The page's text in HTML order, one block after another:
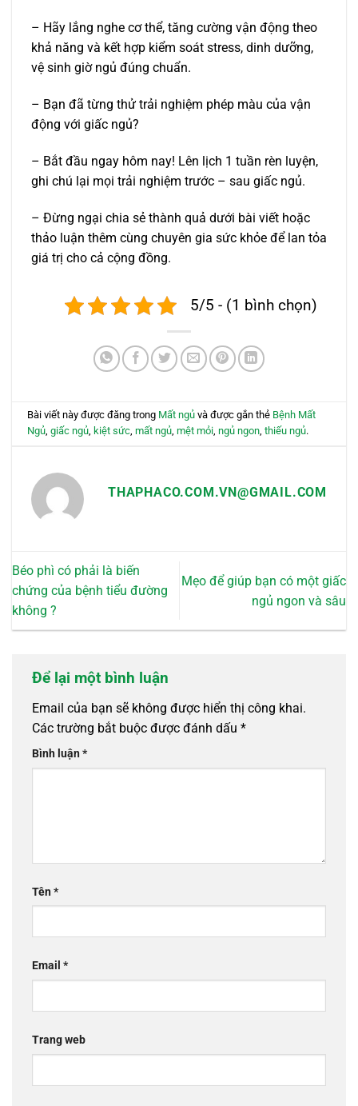
– Hãy lắng nghe cơ thể, tăng cường vận động theo
khả năng và kết hợp kiểm soát stress, dinh dưỡng,
vệ sinh giờ ngủ đúng chuẩn.
– Bạn đã từng thử trải nghiệm phép màu của vận
động với giấc ngủ?
– Bắt đầu ngay hôm nay! Lên lịch 1 tuần rèn luyện,
ghi chú lại mọi trải nghiệm trước – sau giấc ngủ.
– Đừng ngại chia sẻ thành quả dưới bài viết hoặc
thảo luận thêm cùng chuyên gia sức khỏe để lan tỏa
giá trị cho cả cộng đồng.
5/5 - (1 bình chọn)
Bài viết này được đăng trong Mất ngủ và được gắn thẻ Bệnh Mất
Ngủ,giấc ngủ, kiệt sức,mất ngủ,mệt mỏi,ngủ ngon,thiếu ngủ.
THAPHACO.COM.VN@GMAIL.COM
Béo phì có phải là biến
chứng của bệnh tiểu đường
không ?
Mẹo để giúp bạn có một giấc
ngủ ngon và sâu
Để lại một bình luận
Email của bạn sẽ không được hiển thị công khai.
Các trường bắt buộc được đánh dấu *
Bình luận*
Tên*
Email *
Trang web